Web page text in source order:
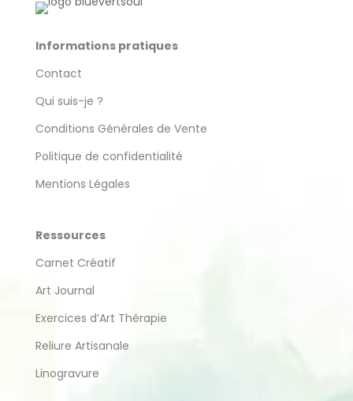
Informations pratiques
Contact
Qui suis-je ?
Conditions Générales de Vente
Politique de confidentialité
Mentions Légales
Ressources
Carnet Créatif
Art Journal
Exercices d’Art Thérapie
Reliure Artisanale
Linogravure